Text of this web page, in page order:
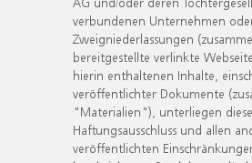
verbundenen Unternehmen
Zweigniederlassungen
bereitgestellte verlinkte
hierin enthaltenen Inhalte,
veröffentlichter Dokumente
"Materialien"), unterliegen
Haftungsausschluss und allen
veröffentlichten